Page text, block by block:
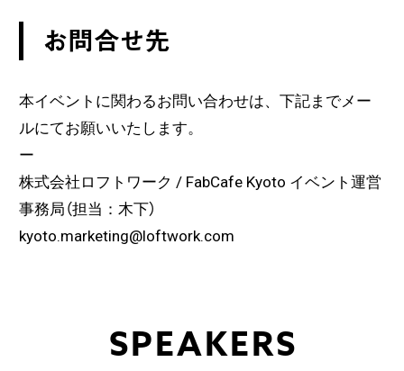
お問合せ先
本イベントに関わるお問い合わせは、下記までメー
ルにてお願いいたします。
ー
株式会社ロフトワーク / FabCafe Kyoto イベント運営
事務局（担当：木下）
kyoto.marketing@loftwork.com
SPEAKERS